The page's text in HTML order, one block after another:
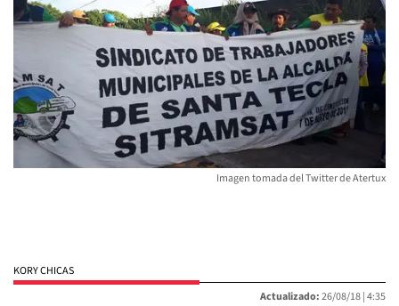
Imagen tomada del Twitter de Atertux
KORY CHICAS
Actualizado:26/08/18 |4:35